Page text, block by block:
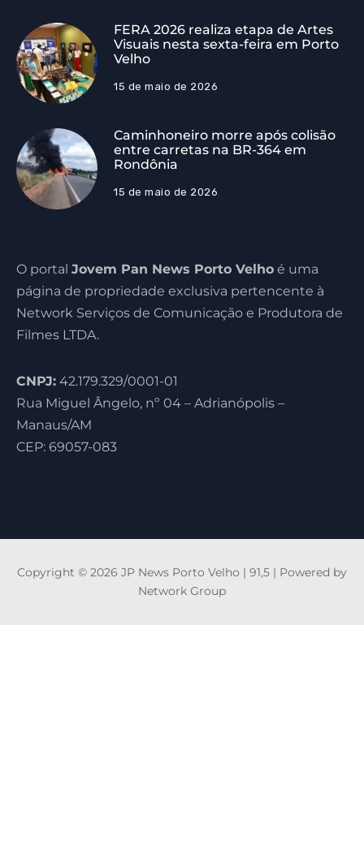
FERA 2026 realiza etapa de Artes
Visuais nesta sexta-feira em Porto
Velho
15 de maio de 2026
Caminhoneiro morre após colisão
entre carretas na BR-364 em
Rondônia
15 de maio de 2026
O portal Jovem Pan News Porto Velho é uma
página de propriedade exclusiva pertencente à
Network Serviços de Comunicação e Produtora de
Filmes LTDA.
CNPJ: 42.179.329/0001-01
Rua Miguel Ângelo, nº 04 – Adrianópolis –
Manaus/AM
CEP: 69057-083
Copyright © 2026 JP News Porto Velho | 91,5 | Powered by
Network Group